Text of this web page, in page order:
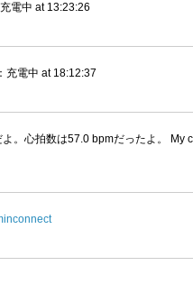
電中 at 13:23:26
充電中 at 18:12:37
。心拍数は57.0 bpmだったよ。 My